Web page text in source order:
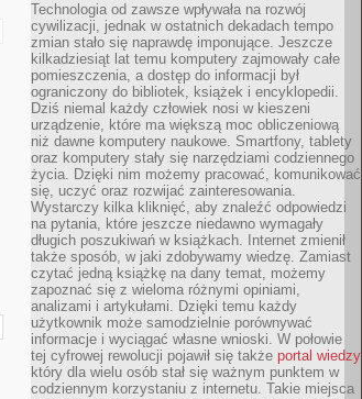
Technologia od zawsze wpływała na rozwój
cywilizacji, jednak w ostatnich dekadach tempo
zmian stało się naprawdę imponujące. Jeszcze
kilkadziesiąt lat temu komputery zajmowały całe
pomieszczenia, a dostęp do informacji był
ograniczony do bibliotek, książek i encyklopedii.
Dziś niemal każdy człowiek nosi w kieszeni
urządzenie, które ma większą moc obliczeniową
niż dawne komputery naukowe. Smartfony, tablety
oraz komputery stały się narzędziami codziennego
życia. Dzięki nim możemy pracować, komunikować
się, uczyć oraz rozwijać zainteresowania.
Wystarczy kilka kliknięć, aby znaleźć odpowiedzi
na pytania, które jeszcze niedawno wymagały
długich poszukiwań w książkach. Internet zmienił
także sposób, w jaki zdobywamy wiedzę. Zamiast
czytać jedną książkę na dany temat, możemy
zapoznać się z wieloma różnymi opiniami,
analizami i artykułami. Dzięki temu każdy
użytkownik może samodzielnie porównywać
informacje i wyciągać własne wnioski. W połowie
tej cyfrowej rewolucji pojawił się także portal wiedzy
który dla wielu osób stał się ważnym punktem w
codziennym korzystaniu z internetu. Takie miejsca